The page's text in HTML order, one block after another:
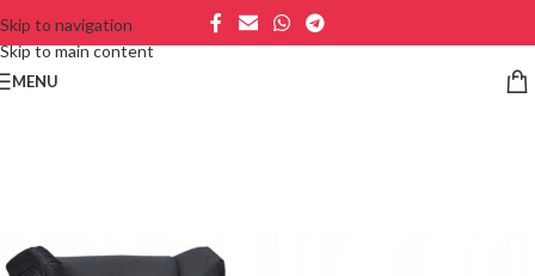
Skip to navigation
Skip to main content
MENU